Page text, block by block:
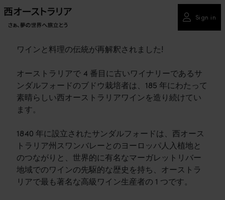
Sign in
ワインと料理の伝統が再解釈されました!
オーストラリアで 4 番目に古いワイナリーであるサ
ンダルフォードのブドウ栽培者は、185 年にわたって
素晴らしい西オーストラリアワインを造り続けてい
ます。
1840 年に設立されたサンダルフォードは、西オース
トラリア州スワンバレーとのヨーロッパ人入植地と
のつながりと、世界的に有名なマーガレットリバー
地域でのワインの先駆的な歴史を持ち、オーストラ
リアで最も著名な高級ワイン生産者の 1 つです。